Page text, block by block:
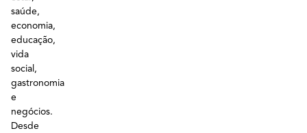
saúde,
economia,
educação,
vida
social,
gastronomia
e
negócios.
Desde